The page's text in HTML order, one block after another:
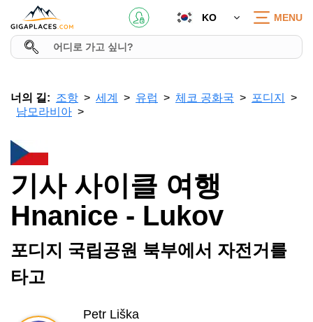
KO MENU
너의 길: 조항 세계 유럽 체코 공화국
포디지
남모라비아
기사 사이클 여행
Hnanice - Lukov
포디지 국립공원 북부에서 자전거를
타고
Petr Liška